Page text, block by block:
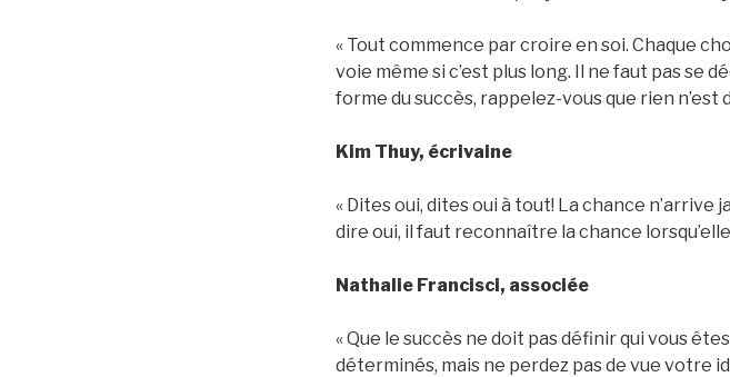
« Tout commence par croire en soi. Chaque
voie même si c’est plus long. Il ne faut pas se
forme du succès, rappelez-vous que rien n’est
Kim Thuy, écrivaine
« Dites oui, dites oui à tout! La chance n’arrive
dire oui, il faut reconnaître la chance
Nathalie Francisci, associée
« Que le succès ne doit pas définir qui vous
déterminés, mais ne perdez pas de vue votre